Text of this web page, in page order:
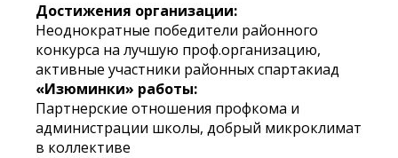
Достижения организации:
Неоднократные победители районного
конкурса на лучшую проф.организацию,
активные участники районных спартакиад
«Изюминки» работы:
Партнерские отношения профкома и
администрации школы, добрый микроклимат
в коллективе